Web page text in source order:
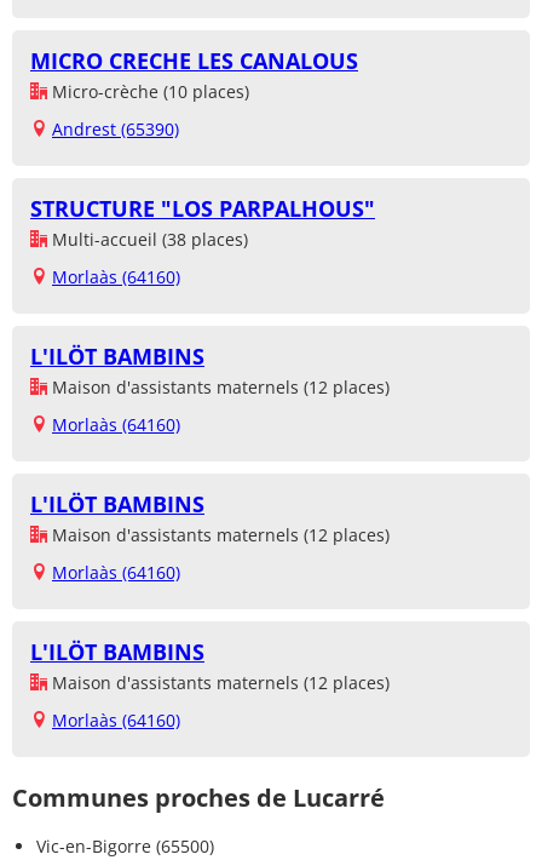
MICRO CRECHE LES CANALOUS
Micro-crèche (10 places)
Andrest (65390)
STRUCTURE "LOS PARPALHOUS"
Multi-accueil (38 places)
Morlaàs (64160)
L'ILÖT BAMBINS
Maison d'assistants maternels (12 places)
Morlaàs (64160)
L'ILÖT BAMBINS
Maison d'assistants maternels (12 places)
Morlaàs (64160)
L'ILÖT BAMBINS
Maison d'assistants maternels (12 places)
Morlaàs (64160)
Communes proches de Lucarré
Vic-en-Bigorre (65500)